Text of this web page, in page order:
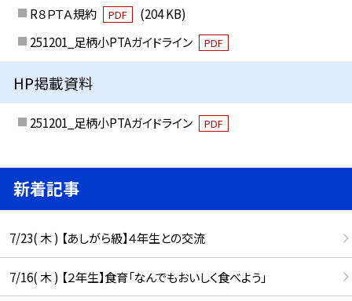
R８ＰＴＡ規約
PDF
(204 KB)
251201_足柄小PTAガイドライン
PDF
HP掲載資料
251201_足柄小PTAガイドライン PDF
新着記事
7/23( 木 ) 【あしがら級】４年生との交流
7/16( 木 ) 【２年生】食育「なんでもおいしく食べよう」